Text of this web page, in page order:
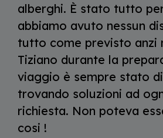
alberghi. È stato tutto
abbiamo avuto nessun
tutto come previsto anzi
Tiziano durante la
viaggio è sempre stato
trovando soluzioni ad
richiesta. Non poteva
cosi !